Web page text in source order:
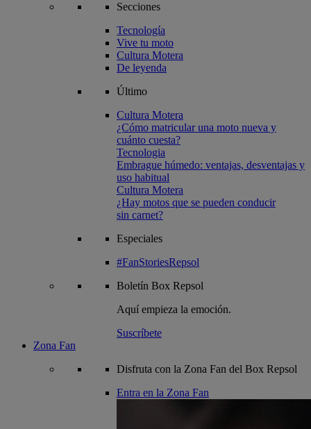
Secciones
Tecnología
Vive tu moto
Cultura Motera
De leyenda
Último
Cultura Motera
¿Cómo matricular una moto nueva y
cuánto cuesta?
Tecnologia
Embrague húmedo: ventajas, desventajas y
uso habitual
Cultura Motera
¿Hay motos que se pueden conducir
sin carnet?
Especiales
#FanStoriesRepsol
Boletín Box Repsol
Aquí empieza la emoción.
Suscríbete
Zona Fan
Disfruta con la Zona Fan del Box Repsol
Entra en la Zona Fan